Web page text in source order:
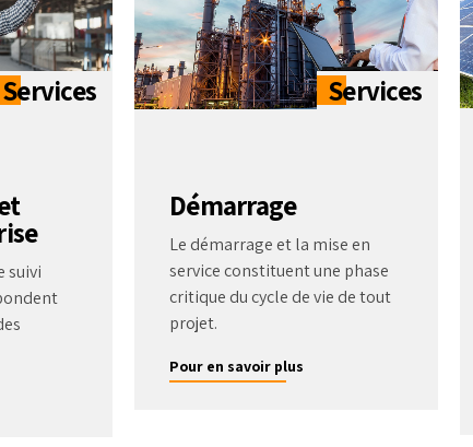
suivi
Démarrage
Le démarrage et la mise en
service constituent une phase
critique du cycle de vie de tout
projet.
Pour en savoir plus